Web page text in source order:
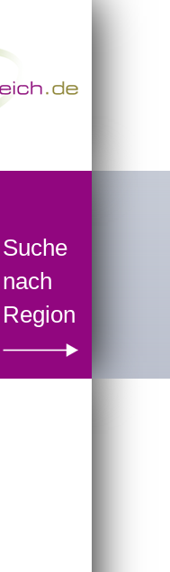
Suche
nach
Region